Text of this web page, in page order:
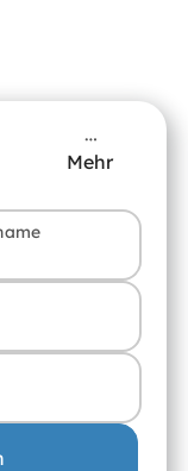
Mehr